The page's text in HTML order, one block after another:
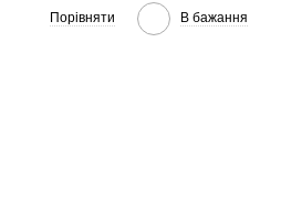
Порівняти В бажання